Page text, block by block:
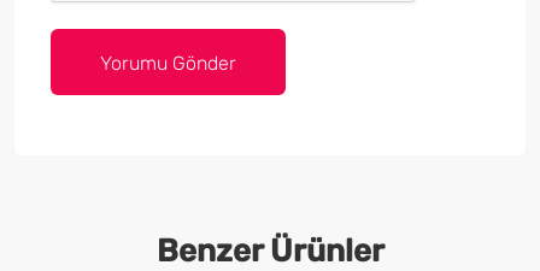
Benzer Ürünler